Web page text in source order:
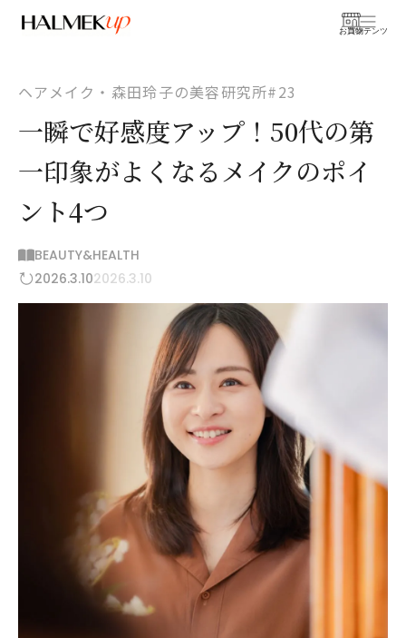
お買物
コンテンツ
ヘアメイク・森田玲子の美容研究所#23
一瞬で好感度アップ！50代の第
一印象がよくなるメイクのポイ
ント4つ
BEAUTY&HEALTH
2026.3.102026.3.10